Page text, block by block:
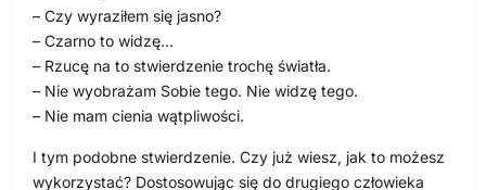
– Czy wyraziłem się jasno?
– Czarno to widzę…
– Rzucę na to stwierdzenie trochę światła.
– Nie wyobrażam Sobie tego. Nie widzę tego.
– Nie mam cienia wątpliwości.
I tym podobne stwierdzenie. Czy już wiesz, jak to możesz
wykorzystać? Dostosowując się do drugiego człowieka